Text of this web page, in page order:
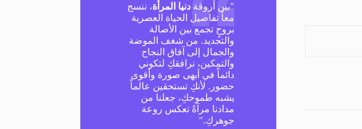
"بين أروقةدنيا المرأة، ننسج
معاً تفاصيل الحياة العصرية
بروحٍ تجمع بين الأصالة
والتجديد. من شغف الموضة
والجمال إلى آفاق النجاح
والتمكين، نرافقكِ لتكوني
دائماً في أبهى صورة وأقوى
حضور. لأنكِ تستحقين عالماً
يشبه طموحكِ، جعلنا من
مدادنا مرآةً تعكس روعة
جوهركِ."